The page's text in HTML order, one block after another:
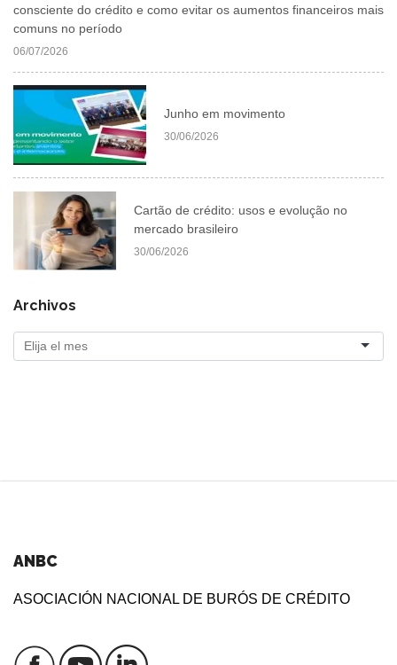
consciente do crédito e como evitar os aumentos financeiros mais
comuns no período
06/07/2026
Junho em movimento
30/06/2026
Cartão de crédito: usos e evolução no
mercado brasileiro
30/06/2026
Archivos
ANBC
ASOCIACIÓN NACIONAL DE BURÓS DE CRÉDITO